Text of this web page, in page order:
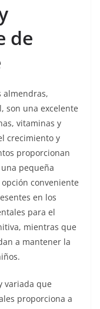
de
almendras,
son una excelente
vitaminas y
crecimiento y
proporcionan
pequeña
conveniente
en los
para el
mientras que
a mantener la
variada que
proporciona a